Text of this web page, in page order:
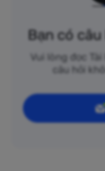
Bạn có
Vui lòng đọc
câu hỏi